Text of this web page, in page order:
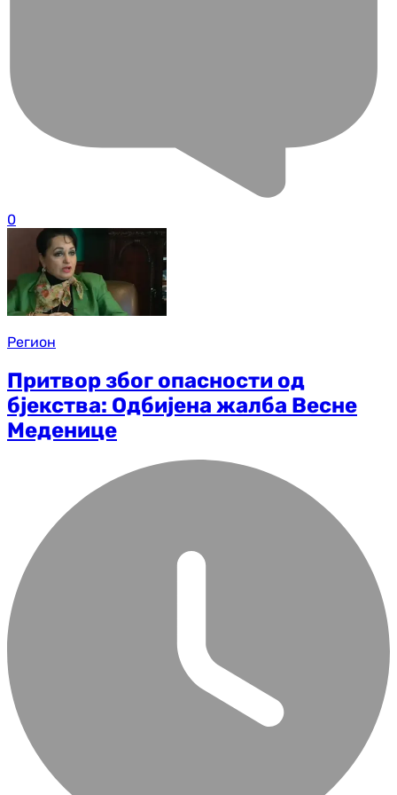
0
Регион
Притвор због опасности од
бјекства: Одбијена жалба Весне
Меденице